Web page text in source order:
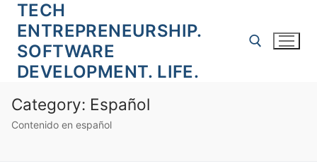
Skip
content
TECH
ENTREPRENEURSHIP.
SOFTWARE
DEVELOPMENT. LIFE.
Search for:
Category: Español
Contenido en español